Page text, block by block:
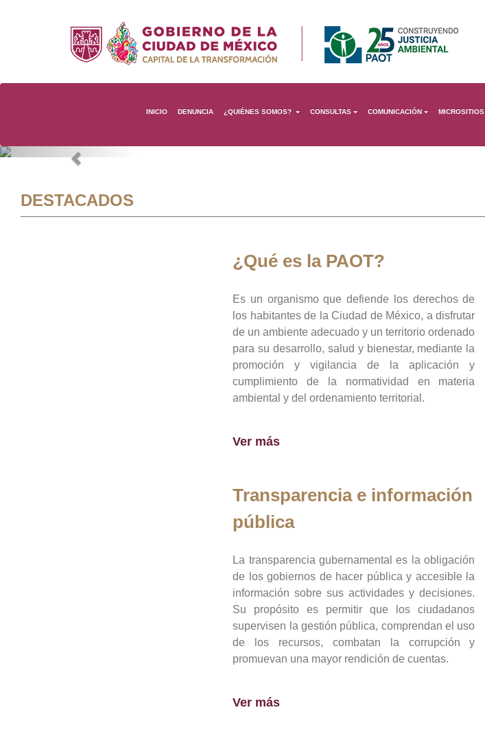
INICIO DENUNCIA ¿QUIÉNES SOMOS? CONSULTAS COMUNICACIÓN MICROSITIOS
Previous
DESTACADOS
¿Qué es la PAOT?
Es un organismo que defiende los derechos de
los habitantes de la Ciudad de México, a disfrutar
de un ambiente adecuado y un territorio ordenado
para su desarrollo, salud y bienestar, mediante la
promoción y vigilancia de la aplicación y
cumplimiento de la normatividad en materia
ambiental y del ordenamiento territorial.
Ver más
Transparencia e información
pública
La transparencia gubernamental es la obligación
de los gobiernos de hacer pública y accesible la
información sobre sus actividades y decisiones.
Su propósito es permitir que los ciudadanos
supervisen la gestión pública, comprendan el uso
de los recursos, combatan la corrupción y
promuevan una mayor rendición de cuentas.
Ver más